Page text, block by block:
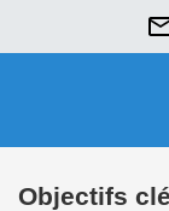
Objectifs